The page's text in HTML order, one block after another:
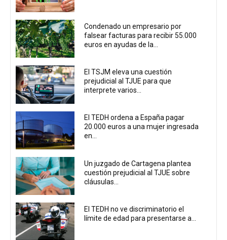
Condenado un empresario por
falsear facturas para recibir 55.000
euros en ayudas de la...
El TSJM eleva una cuestión
prejudicial al TJUE para que
interprete varios...
El TEDH ordena a España pagar
20.000 euros a una mujer ingresada
en...
Un juzgado de Cartagena plantea
cuestión prejudicial al TJUE sobre
cláusulas...
El TEDH no ve discriminatorio el
límite de edad para presentarse a...